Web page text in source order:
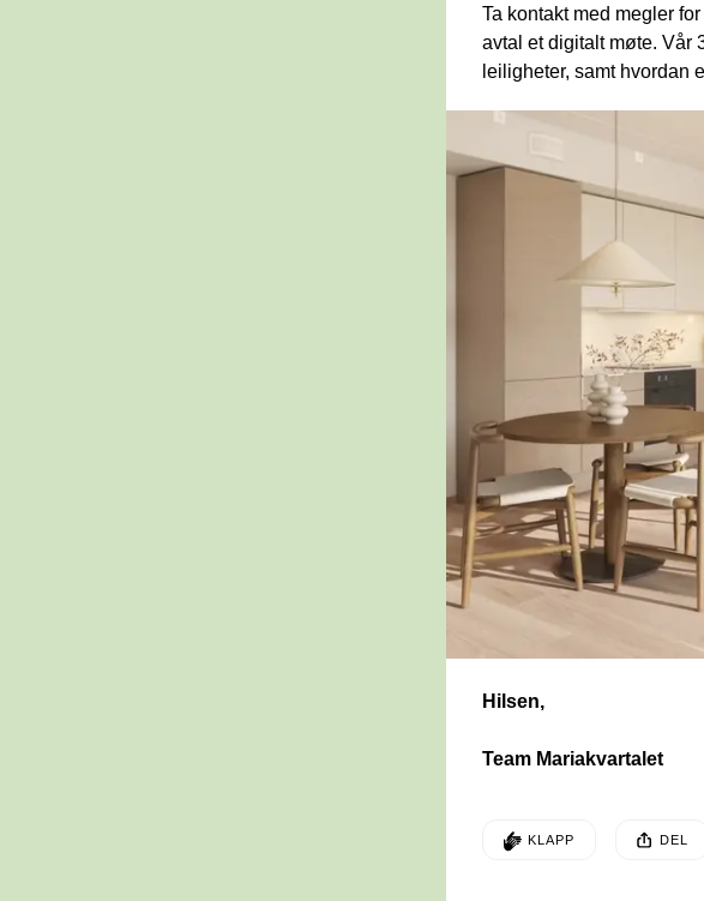
Ta kontakt med megler
avtal et digitalt møte. Vår
leiligheter, samt hvordan
Hilsen,
Team Mariakvartalet
DEN POSTEN HAR
KLAPP DEL